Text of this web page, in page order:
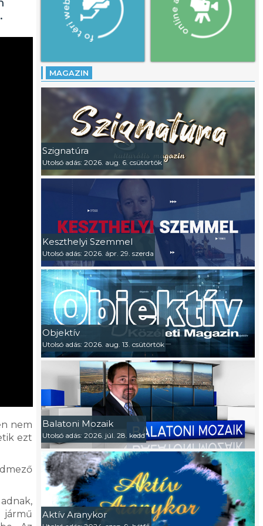
nem
ezt
jármű
MAGAZIN
Szignatúra
Utolsó adás: 2026. aug. 6. csütörtök
Keszthelyi Szemmel
Utolsó adás: 2026. ápr. 29. szerda
Objektív
Utolsó adás: 2026. aug. 13. csütörtök
Balatoni Mozaik
Utolsó adás: 2026. júl. 28. kedd
Aktív Aranykor